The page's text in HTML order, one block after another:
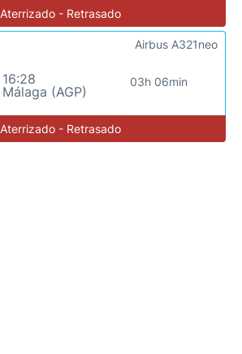
Aterrizado - Retrasado
16:28
Málaga (AGP)
03h 06min
Airbus A321neo
Aterrizado - Retrasado